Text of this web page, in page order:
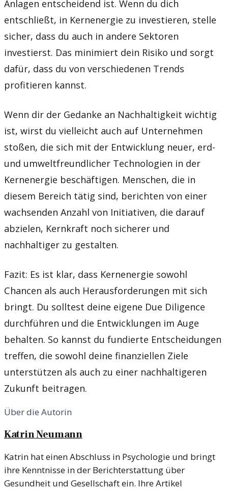
Anlagen entscheidend ist. Wenn du dich
entschließt, in Kernenergie zu investieren, stelle
sicher, dass du auch in andere Sektoren
investierst. Das minimiert dein Risiko und sorgt
dafür, dass du von verschiedenen Trends
profitieren kannst.
Wenn dir der Gedanke an Nachhaltigkeit wichtig
ist, wirst du vielleicht auch auf Unternehmen
stoßen, die sich mit der Entwicklung neuer, erd-
und umweltfreundlicher Technologien in der
Kernenergie beschäftigen. Menschen, die in
diesem Bereich tätig sind, berichten von einer
wachsenden Anzahl von Initiativen, die darauf
abzielen, Kernkraft noch sicherer und
nachhaltiger zu gestalten.
Fazit: Es ist klar, dass Kernenergie sowohl
Chancen als auch Herausforderungen mit sich
bringt. Du solltest deine eigene Due Diligence
durchführen und die Entwicklungen im Auge
behalten. So kannst du fundierte Entscheidungen
treffen, die sowohl deine finanziellen Ziele
unterstützen als auch zu einer nachhaltigeren
Zukunft beitragen.
Über die Autorin
Katrin Neumann
Katrin hat einen Abschluss in Psychologie und bringt
ihre Kenntnisse in der Berichterstattung über
Gesundheit und Gesellschaft ein. Ihre Artikel